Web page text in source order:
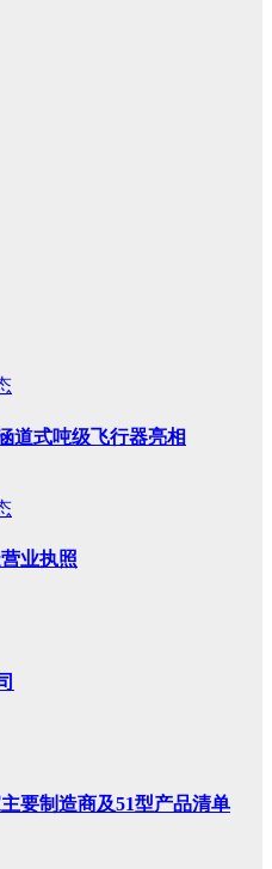
道式吨级飞行器亮相
业执照
要制造商及51型产品清单